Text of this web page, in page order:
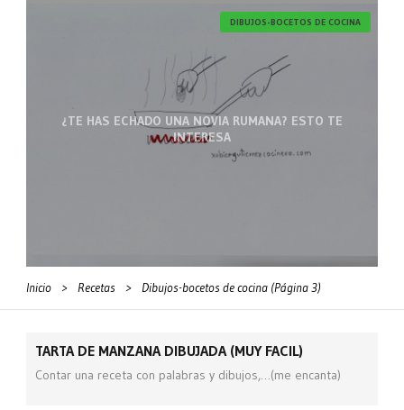
¿TE HAS ECHADO UNA NOVIA RUMANA? ESTO TE
INTERESA
DIBUJOS-BOCETOS DE COCINA
Inicio > Recetas > Dibujos-bocetos de cocina (Página 3)
TARTA DE MANZANA DIBUJADA (MUY FACIL)
Contar una receta con palabras y dibujos,…(me encanta)